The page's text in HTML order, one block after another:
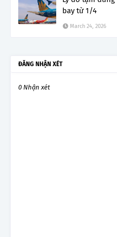
bay từ 1/4
March 24, 2026
ĐĂNG NHẬN XÉT
0 Nhận xét